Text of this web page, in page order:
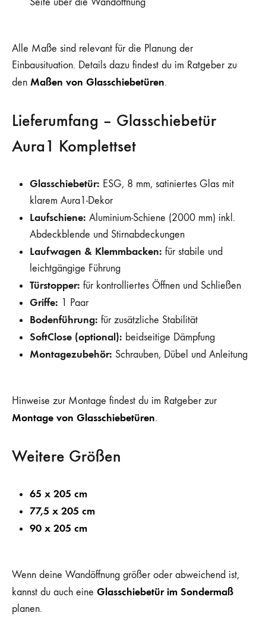
Alle Maße sind relevant für die Planung der
Einbausituation. Details dazu findest du im Ratgeber zu
den Maßen von Glasschiebetüren.
Lieferumfang – Glasschiebetür
Aura1 Komplettset
Glasschiebetür: ESG, 8 mm, satiniertes Glas mit
klarem Aura1-Dekor
Laufschiene: Aluminium-Schiene (2000 mm) inkl.
Abdeckblende und Stirnabdeckungen
Laufwagen & Klemmbacken: für stabile und
leichtgängige Führung
Türstopper: für kontrolliertes Öffnen und Schließen
Griffe: 1 Paar
Bodenführung: für zusätzliche Stabilität
SoftClose (optional): beidseitige Dämpfung
Montagezubehör: Schrauben, Dübel und Anleitung
Hinweise zur Montage findest du im Ratgeber zur
Montage von Glasschiebetüren.
Weitere Größen
65 x 205 cm
77,5 x 205 cm
90 x 205 cm
Wenn deine Wandöffnung größer oder abweichend ist,
kannst du auch eine Glasschiebetür im Sondermaß
planen.